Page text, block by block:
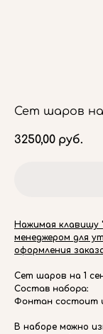
Сет шаров на
3250,00 руб.
Нажимая клавишу
менеджером для
оформления
Сет шаров на 1
Состав набора:
Фонтан состоит
В наборе можно